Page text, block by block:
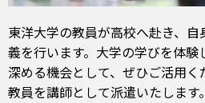
東洋大学の教員が高校へ赴き、
義を行います。大学の学びを体験
深める機会として、ぜひご活用
教員を講師として派遣いたします。